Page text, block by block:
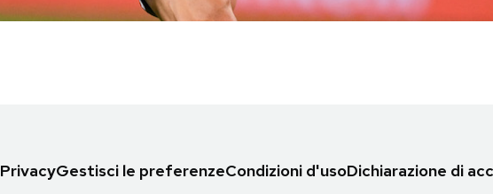
PrivacyGestisci le preferenzeCondizioni d'usoDichiarazione di